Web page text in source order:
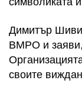
Димитър
ВМРО и заяви,
своите